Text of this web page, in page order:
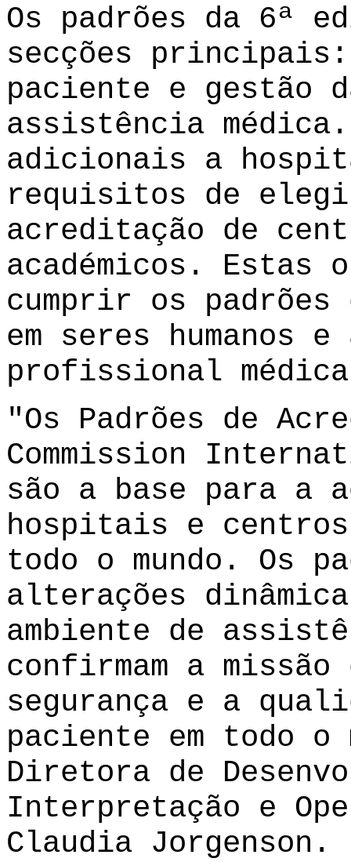
Os padrões da 6ª
secções
paciente e gestão
assistência
adicionais a
requisitos de
acreditação de
académicos. Estas
cumprir os padrões
em seres humanos e
profissional
"Os Padrões de
Commission
são a base para a
hospitais e centros
todo o mundo. Os
alterações
ambiente de
confirmam a
segurança e a
paciente em todo o
Diretora de
Interpretação e
Claudia Jorgenson.